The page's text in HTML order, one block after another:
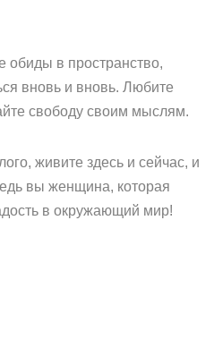
обиды в пространство,
вновь и вновь. Любите
свободу своим мыслям.
живите здесь и сейчас, и
вы женщина, которая
в окружающий мир!